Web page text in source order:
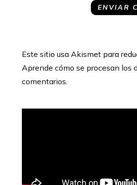
Este sitio usa Akismet para
Aprende cómo se procesan los
comentarios.